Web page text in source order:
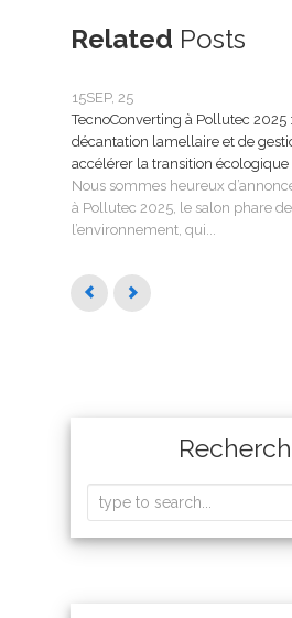
Related Posts
15SEP, 25
TecnoConverting à Pollutec 2025
décantation lamellaire et de
accélérer la transition écologique
Nous sommes heureux
à Pollutec 2025, le salon phare
l’environnement, qui...